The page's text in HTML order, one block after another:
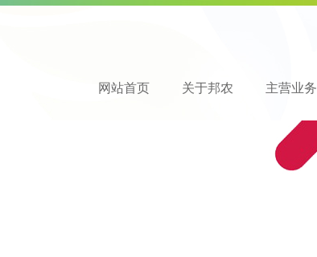
网站首页 关于邦农 主营业务